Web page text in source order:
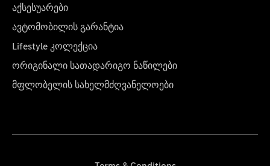
აქსესუარები
ავტომობილის გარანტია
Lifestyle კოლექცია
ორიგინალი სათადარიგო ნაწილები
მფლობელის სახელმძღვანელოები